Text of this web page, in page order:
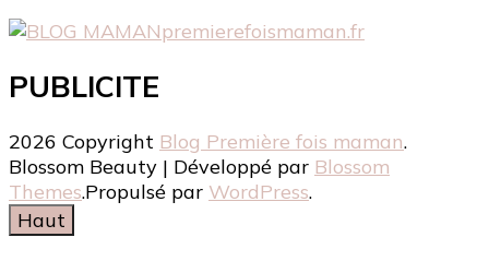
premierefoismaman.fr
PUBLICITE
2026 Copyright Blog Première fois maman.
Blossom Beauty | Développé par Blossom
Themes.Propulsé par WordPress.
Haut